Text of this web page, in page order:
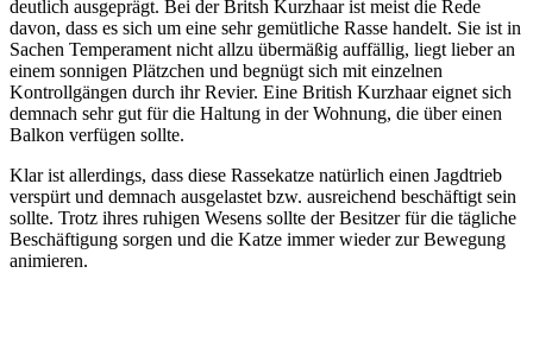
deutlich ausgeprägt. Bei der Britsh Kurzhaar ist meist die Rede
davon, dass es sich um eine sehr gemütliche Rasse handelt. Sie ist in
Sachen Temperament nicht allzu übermäßig auffällig, liegt lieber an
einem sonnigen Plätzchen und begnügt sich mit einzelnen
Kontrollgängen durch ihr Revier. Eine British Kurzhaar eignet sich
demnach sehr gut für die Haltung in der Wohnung, die über einen
Balkon verfügen sollte.
Klar ist allerdings, dass diese Rassekatze natürlich einen Jagdtrieb
verspürt und demnach ausgelastet bzw. ausreichend beschäftigt sein
sollte. Trotz ihres ruhigen Wesens sollte der Besitzer für die tägliche
Beschäftigung sorgen und die Katze immer wieder zur Bewegung
animieren.